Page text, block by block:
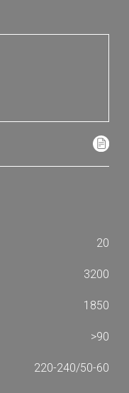
20
3200
1850
>90
220-240/50-60